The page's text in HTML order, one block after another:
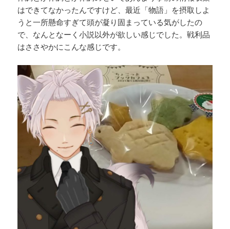
はできてなかったんですけど、最近「物語」を摂取しよ
うと一所懸命すぎて頭が凝り固まっている気がしたの
で、なんとなーく小説以外が欲しい感じでした。戦利品
はささやかにこんな感じです。